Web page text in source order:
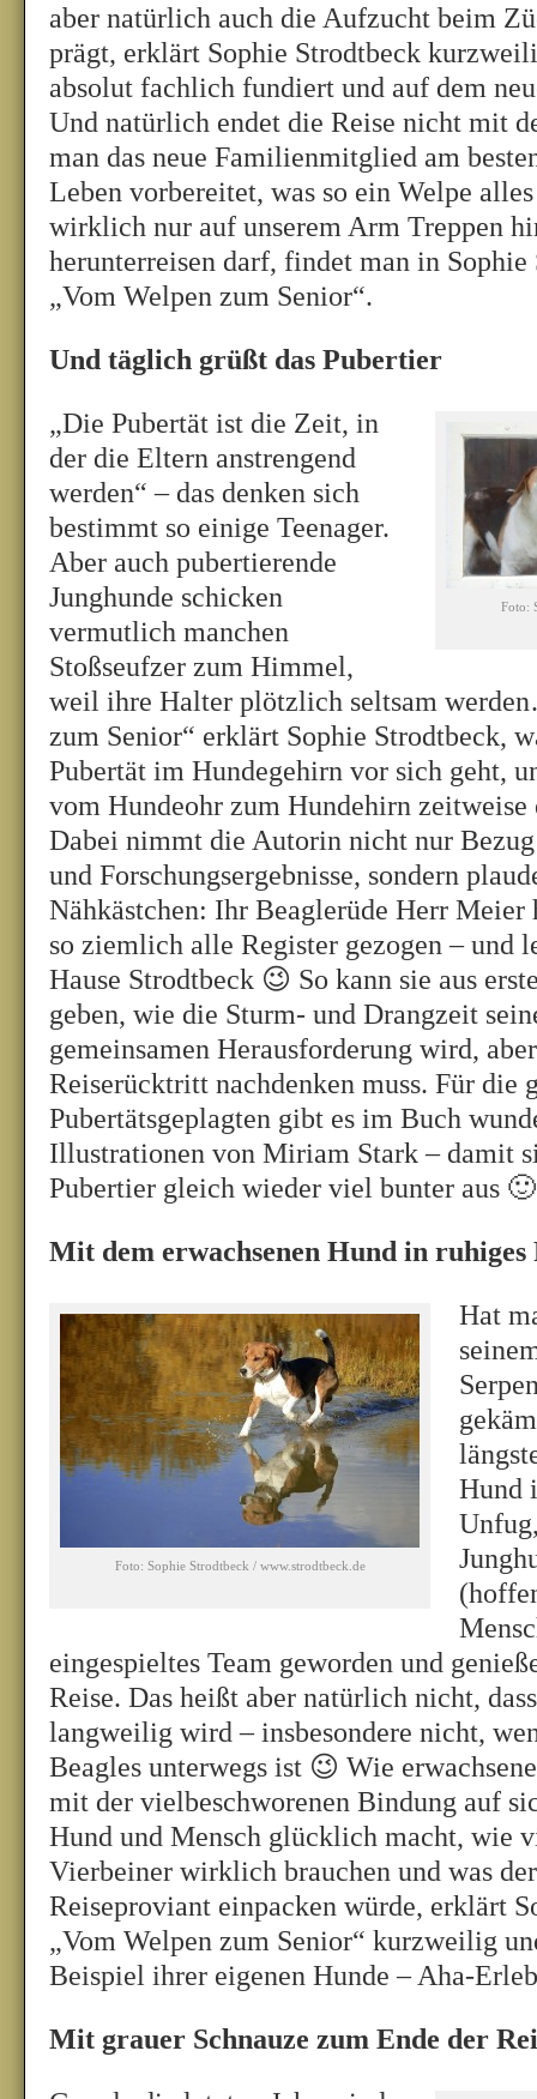
aber natürlich auch die Aufzucht beim
prägt, erklärt Sophie Strodtbeck
absolut fachlich fundiert und auf dem
Und natürlich endet die Reise nicht mit
man das neue Familienmitglied am
Leben vorbereitet, was so ein Welpe
wirklich nur auf unserem Arm Treppen
herunterreisen darf, findet man in
„Vom Welpen zum Senior“.
Und täglich grüßt das Pubertier
Foto:
„Die Pubertät ist die Zeit, in
der die Eltern anstrengend
werden“ – das denken sich
bestimmt so einige Teenager.
Aber auch pubertierende
Junghunde schicken
vermutlich manchen
Stoßseufzer zum Himmel,
weil ihre Halter plötzlich seltsam
zum Senior“ erklärt Sophie Strodtbeck,
Pubertät im Hundegehirn vor sich geht,
vom Hundeohr zum Hundehirn zeitweise
Dabei nimmt die Autorin nicht nur
und Forschungsergebnisse, sondern
Nähkästchen: Ihr Beaglerüde Herr Meier
so ziemlich alle Register gezogen – und
Hause Strodtbeck 😉 So kann sie aus
geben, wie die Sturm- und Drangzeit
gemeinsamen Herausforderung wird,
Reiserücktritt nachdenken muss. Für die
Pubertätsgeplagten gibt es im Buch
Illustrationen von Miriam Stark – damit
Pubertier gleich wieder viel bunter aus 🙂
Mit dem erwachsenen Hund in ruhiges
Foto: Sophie Strodtbeck / www.strodtbeck.de
Hat
Hund
eingespieltes Team geworden und
Reise. Das heißt aber natürlich nicht,
langweilig wird – insbesondere nicht,
Beagles unterwegs ist 😉 Wie
mit der vielbeschworenen Bindung auf
Hund und Mensch glücklich macht, wie
Vierbeiner wirklich brauchen und was
Reiseproviant einpacken würde, erklärt
„Vom Welpen zum Senior“ kurzweilig
Beispiel ihrer eigenen Hunde – Aha-
Mit grauer Schnauze zum Ende der